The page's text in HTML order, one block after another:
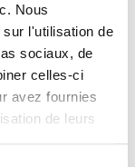
Nous
l'utilisation de
sociaux, de
celles-ci
avez fournies
de leurs
systèmes
au
et de